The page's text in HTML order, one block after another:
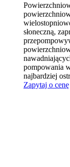
słoneczną,
pompowania
najbardziej
Zapytaj o cenę